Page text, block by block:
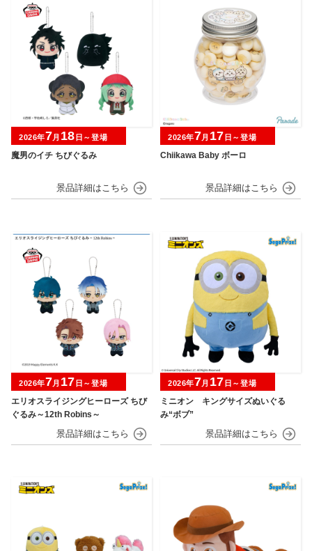
魔男のイチ ちびぐるみ
2026年7月 18 日～登場
Chiikawa Baby ボーロ
2026年7月 17 日～登場
エリオスライジングヒーローズ ちび
ぐるみ～12th Robins～
2026年7月 17 日～登場
ミニオン キングサイズぬいぐる
み“ボブ”
2026年7月 17 日～登場